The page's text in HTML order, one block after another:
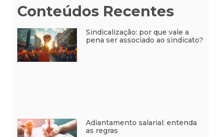
Conteúdos Recentes
Sindicalização: por que vale a
pena ser associado ao sindicato?
Adiantamento salarial: entenda
as regras